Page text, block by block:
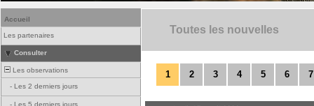
Accueil
Les partenaires
Consulter
Les observations
- Les 2 derniers jours
- Les 5 derniers jours
Toutes les nouvelles
1 2 3 4 5 6 7